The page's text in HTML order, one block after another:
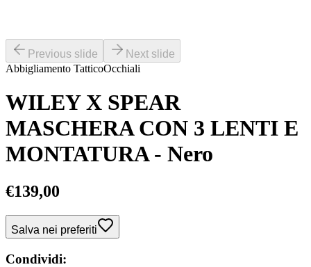
Previous slide
Next slide
Abbigliamento TatticoOcchiali
WILEY X SPEAR
MASCHERA CON 3 LENTI E
MONTATURA - Nero
€139,00
Salva nei preferiti
Condividi: